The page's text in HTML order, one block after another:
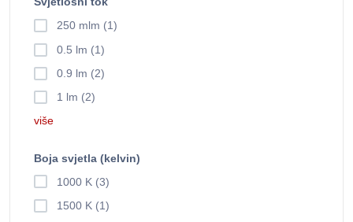
250 mlm (1)
0.5 lm (1)
0.9 lm (2)
1 lm (2)
više
Boja svjetla (kelvin)
1000 K (3)
1500 K (1)